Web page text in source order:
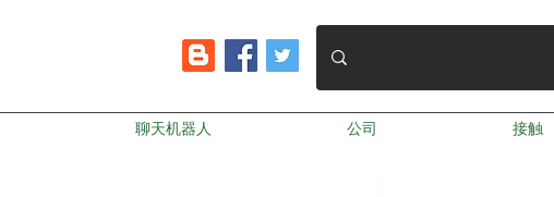
聊天机器人 公司 接触